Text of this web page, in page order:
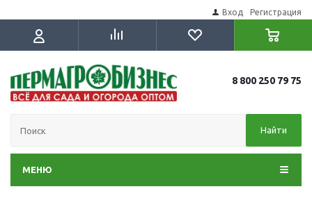
Вход Регистрация
8 800 250 79 75
Найти
МЕНЮ